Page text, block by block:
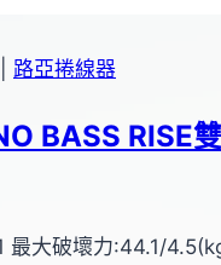
路亞捲線器
BASS RISE
最大破壞力:44.1/